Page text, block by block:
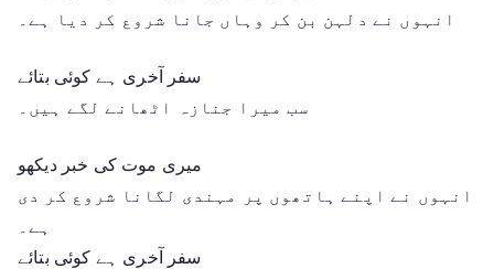
انہوں نے دلہن بن کر وہاں جانا شروع کر دیا ہے۔
سفر آخری ہے کوئی بتائے
سب میرا جنازہ اٹھانے لگے ہیں۔
میری موت کی خبر دیکھو
انہوں نے اپنے ہاتھوں پر مہندی لگانا شروع کر دی
ہے۔
سفر آخری ہے کوئی بتائے